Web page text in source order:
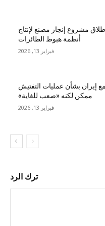
مشروع إنجاز مصنع لإنتاج
أنظمة هبوط الطائرات
فبراير 13, 2026
إيران بشأن عمليات التفتيش
ممكن لكنه «صعب للغاية»
فبراير 13, 2026
ترك الرد